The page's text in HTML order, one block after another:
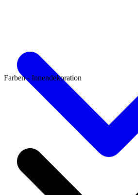
Farben - Innendekoration